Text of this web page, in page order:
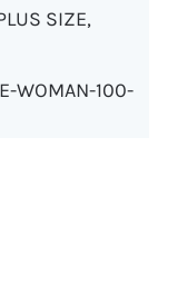
SIZE,
WOMAN-100-